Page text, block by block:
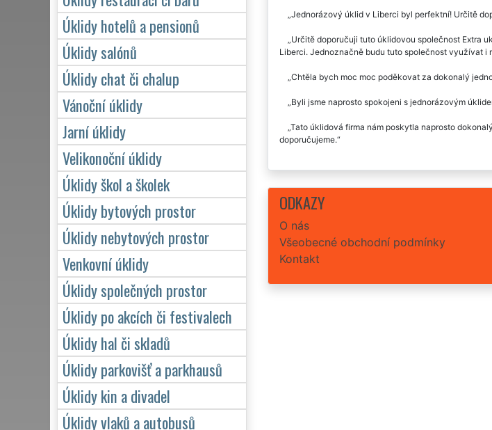
Jednorázový úklid v Liberci byl perfektní! Určitě
Určitě doporučuji tuto úklidovou společnost Extra
Liberci. Jednoznačně budu tuto společnost využívat
Chtěla bych moc moc poděkovat za dokonalý
Byli jsme naprosto spokojeni s jednorázovým
Tato úklidová firma nám poskytla naprosto
doporučujeme.
ODKAZY
O nás
Všeobecné obchodní podmínky
Kontakt
Úklidy hotelů a pensionů
Úklidy salónů
Úklidy chat či chalup
Vánoční úklidy
Jarní úklidy
Velikonoční úklidy
Úklidy škol a školek
Úklidy bytových prostor
Úklidy nebytových prostor
Venkovní úklidy
Úklidy společných prostor
Úklidy po akcích či festivalech
Úklidy hal či skladů
Úklidy parkovišť a parkhausů
Úklidy kin a divadel
Úklidy vlaků a autobusů